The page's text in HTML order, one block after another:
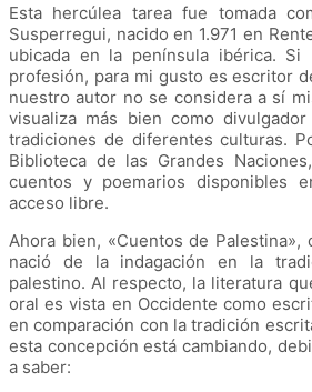
Esta hercúlea tarea fue tomada
Susperregui, nacido en 1.971 en
ubicada en la península ibérica. Si
profesión, para mi gusto es escritor
nuestro autor no se considera a sí
visualiza más bien como
tradiciones de diferentes culturas.
Biblioteca de las Grandes
cuentos y poemarios disponibles
acceso libre.
Ahora bien, «Cuentos de Palestina»,
nació de la indagación en la
palestino. Al respecto, la literatura
oral es vista en Occidente como
en comparación con la tradición
esta concepción está cambiando,
a saber: